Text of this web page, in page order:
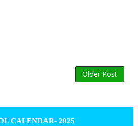
Older Post
CALENDAR- 2025